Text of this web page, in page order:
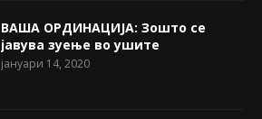
ВАША ОРДИНАЦИЈА: Зошто се
јавува зуење во ушите
јануари 14, 2020